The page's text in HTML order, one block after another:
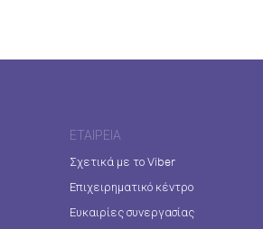
ΕΤΑΙΡΕΊΑ
Σχετικά με το Viber
Επιχειρηματικό κέντρο
Ευκαιρίες συνεργασίας